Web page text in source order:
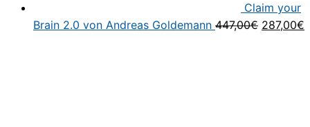
Claim your
Brain 2.0 von Andreas Goldemann 447,00€ 287,00€